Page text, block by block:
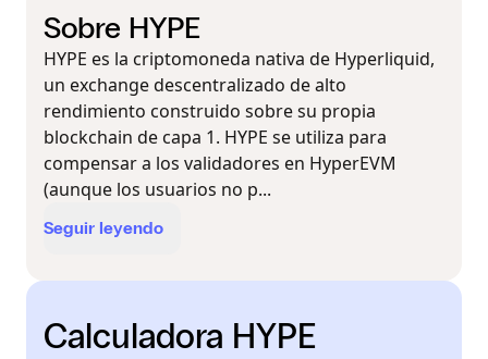
Sobre HYPE
HYPE es la criptomoneda nativa de Hyperliquid,
un exchange descentralizado de alto
rendimiento construido sobre su propia
blockchain de capa 1. HYPE se utiliza para
compensar a los validadores en HyperEVM
(aunque los usuarios no p...
Seguir leyendo
Calculadora HYPE